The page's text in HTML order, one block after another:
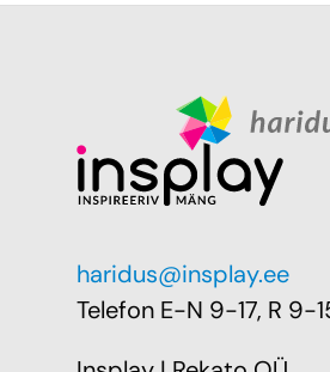
haridus@insplay.ee
Telefon E-N 9-17, R 9-